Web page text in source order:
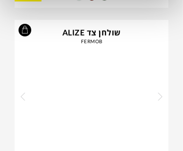
שולחן צד ALIZE
FERMOB